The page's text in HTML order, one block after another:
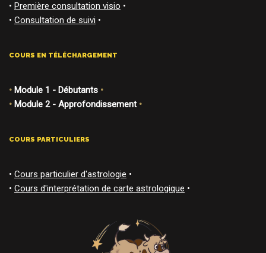
• Première consultation visio •
• Consultation de suivi •
COURS EN TÉLÉCHARGEMENT
• Module 1 - Débutants •
• Module 2 - Approfondissement•
COURS PARTICULIERS
• Cours particulier d'astrologie •
• Cours d'interprétation de carte astrologique •